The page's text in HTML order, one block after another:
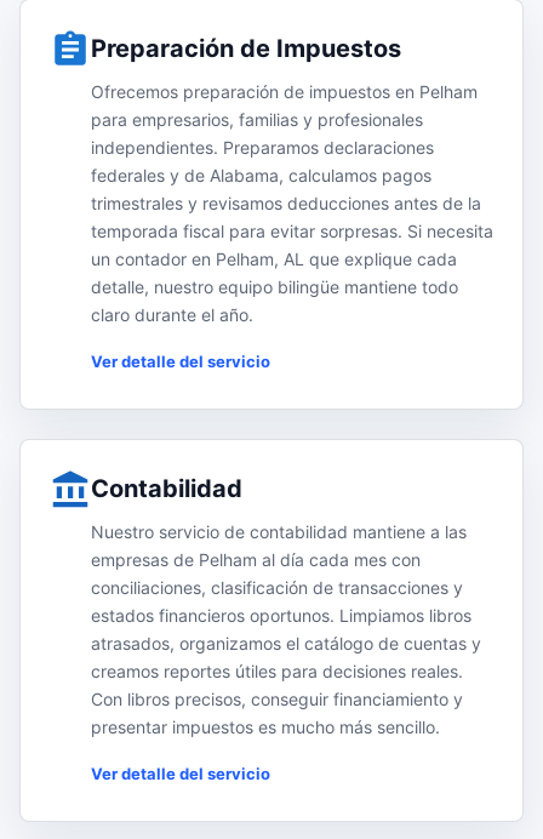
Preparación de Impuestos
Ofrecemos preparación de impuestos en Pelham
para empresarios, familias y profesionales
independientes. Preparamos declaraciones
federales y de Alabama, calculamos pagos
trimestrales y revisamos deducciones antes de la
temporada fiscal para evitar sorpresas. Si necesita
un contador en Pelham, AL que explique cada
detalle, nuestro equipo bilingüe mantiene todo
claro durante el año.
Ver detalle del servicio
Contabilidad
Nuestro servicio de contabilidad mantiene a las
empresas de Pelham al día cada mes con
conciliaciones, clasificación de transacciones y
estados financieros oportunos. Limpiamos libros
atrasados, organizamos el catálogo de cuentas y
creamos reportes útiles para decisiones reales.
Con libros precisos, conseguir financiamiento y
presentar impuestos es mucho más sencillo.
Ver detalle del servicio